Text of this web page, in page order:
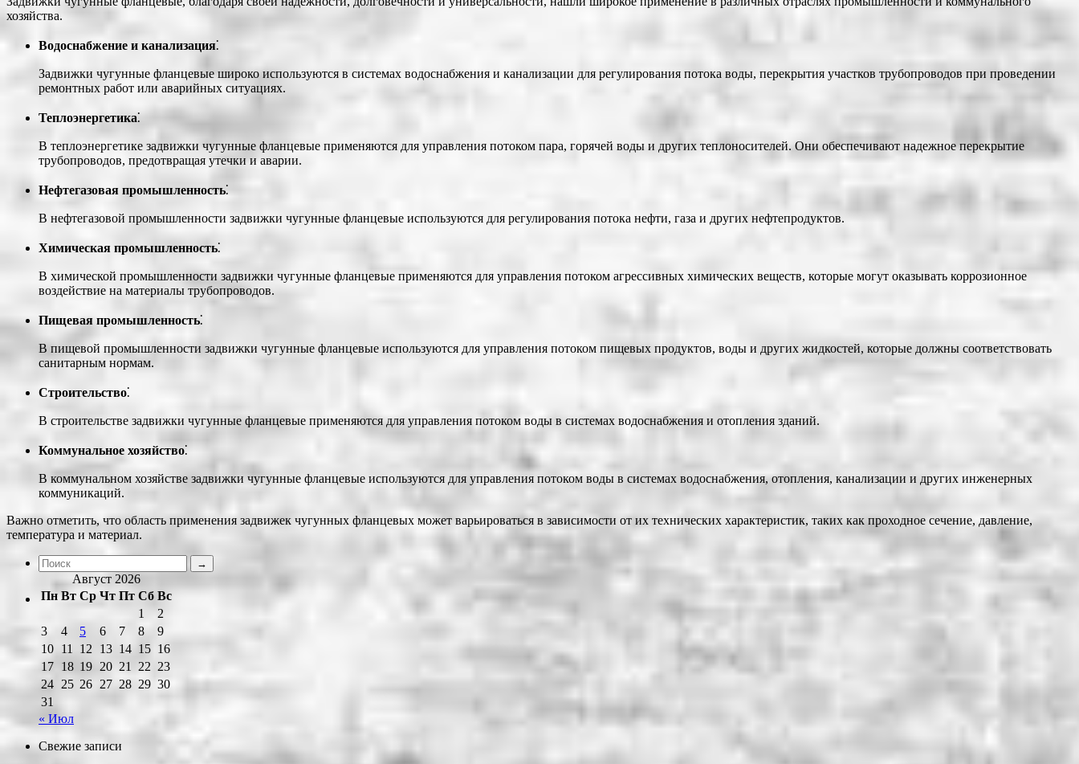
хозяйства.
Водоснабжение и канализация⁚
Задвижки чугунные фланцевые широко используются в системах водоснабжения и канализации для регулирования потока воды, перекрытия участков трубопроводов при проведении
ремонтных работ или аварийных ситуациях.
Теплоэнергетика⁚
В теплоэнергетике задвижки чугунные фланцевые применяются для управления потоком пара, горячей воды и других теплоносителей. Они обеспечивают надежное перекрытие
трубопроводов, предотвращая утечки и аварии.
Нефтегазовая промышленность⁚
В нефтегазовой промышленности задвижки чугунные фланцевые используются для регулирования потока нефти, газа и других нефтепродуктов.
Химическая промышленность⁚
В химической промышленности задвижки чугунные фланцевые применяются для управления потоком агрессивных химических веществ, которые могут оказывать коррозионное
воздействие на материалы трубопроводов.
Пищевая промышленность⁚
В пищевой промышленности задвижки чугунные фланцевые используются для управления потоком пищевых продуктов, воды и других жидкостей, которые должны соответствовать
санитарным нормам.
Строительство⁚
В строительстве задвижки чугунные фланцевые применяются для управления потоком воды в системах водоснабжения и отопления зданий.
Коммунальное хозяйство⁚
В коммунальном хозяйстве задвижки чугунные фланцевые используются для управления потоком воды в системах водоснабжения, отопления, канализации и других инженерных
коммуникаций.
Важно отметить, что область применения задвижек чугунных фланцевых может варьироваться в зависимости от их технических характеристик, таких как проходное сечение, давление,
температура и материал.
Август 2026
Пн Вт Ср Чт Пт Сб Вс
1
2
3
4 5 6 7 8
9
10 11 12 13 14 15 16
17 18 19 20 21 22 23
24 25 26 27 28 29 30
31
« Июл
Свежие записи